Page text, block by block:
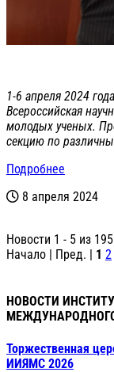
1-6 апреля 2024
Всероссийская
молодых ученых.
секцию по
Подробнее
8 апреля 2024
Новости 1 - 5 из 195
Начало | Пред. | 1 2
НОВОСТИ
Торжественная
ИИЯМС 2026